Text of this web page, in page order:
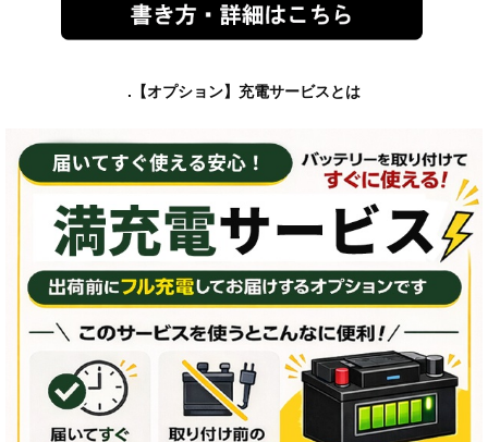
.【オプション】充電サービスとは